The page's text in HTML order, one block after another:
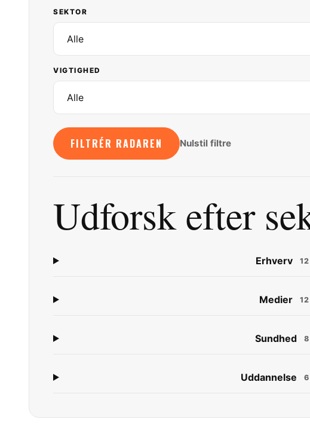
SEKTOR
VIGTIGHED
FILTRÉR RADAREN Nulstil filtre
Udforsk efter
Erhverv
Medier
Sundhed 8
Uddannelse 6